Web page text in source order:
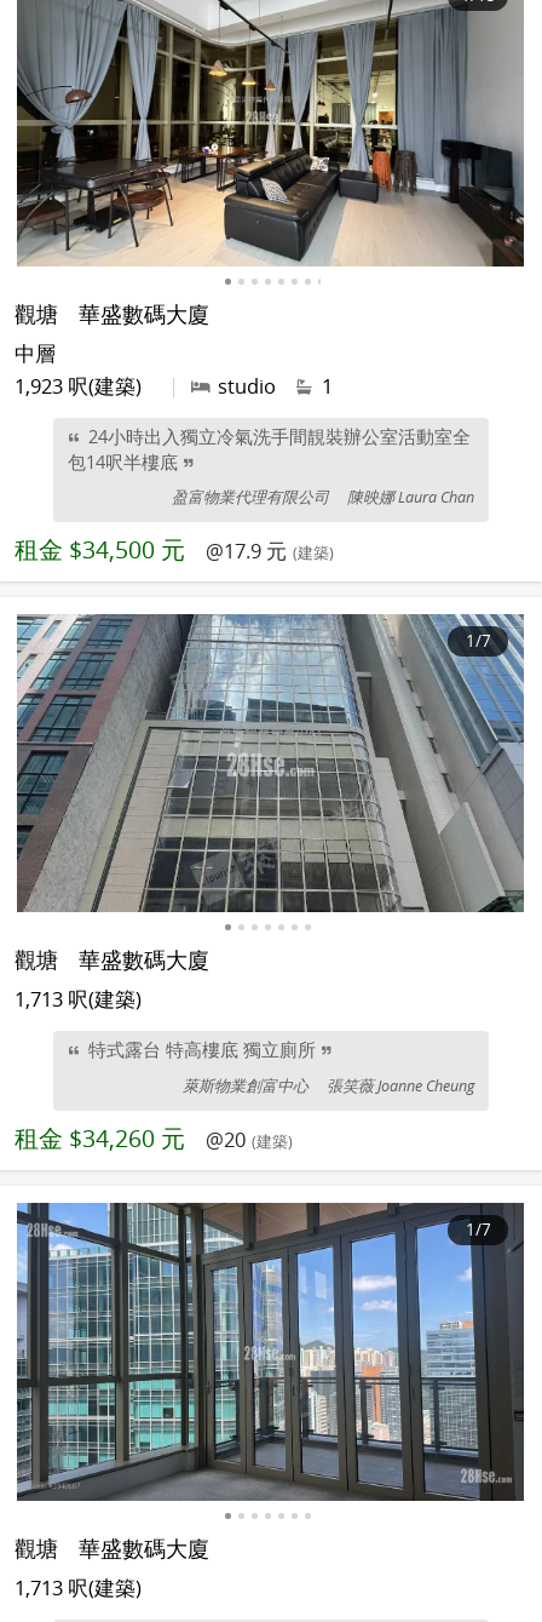
觀塘 華盛數碼大廈
中層
1,923 呎(建築)
| studio 1
24小時出入獨立冷氣洗手間靚裝辦公室活動室全
包14呎半樓底
盈富物業代理有限公司 陳映娜 Laura Chan
租金 $34,500 元 @17.9 元 (建築)
1/7
觀塘 華盛數碼大廈
1,713 呎(建築)
特式露台 特高樓底 獨立廁所
萊斯物業創富中心 張笑薇 Joanne Cheung
租金 $34,260 元 @20 (建築)
1/7
觀塘 華盛數碼大廈
1,713 呎(建築)